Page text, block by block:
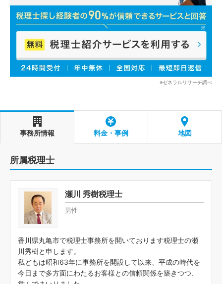
※ゼネラルリサーチ調べ
事務所情報 料金・事例 地図
所属税理士
瀬川 秀樹税理士
男性
香川県丸亀市で税理士事務所を開いております税理士の瀬
川秀樹と申します。
私どもは昭和63年に事務所を開設して以来、平成の時代を
今日まで多方面にわたるお客様との信頼関係を築きつつ、